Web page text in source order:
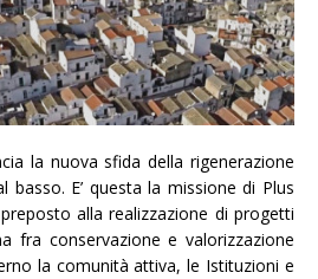
la nuova sfida della rigenerazione
basso. E’ questa la missione di Plus
alla realizzazione di progetti
fra conservazione e valorizzazione
la comunità attiva, le Istituzioni e